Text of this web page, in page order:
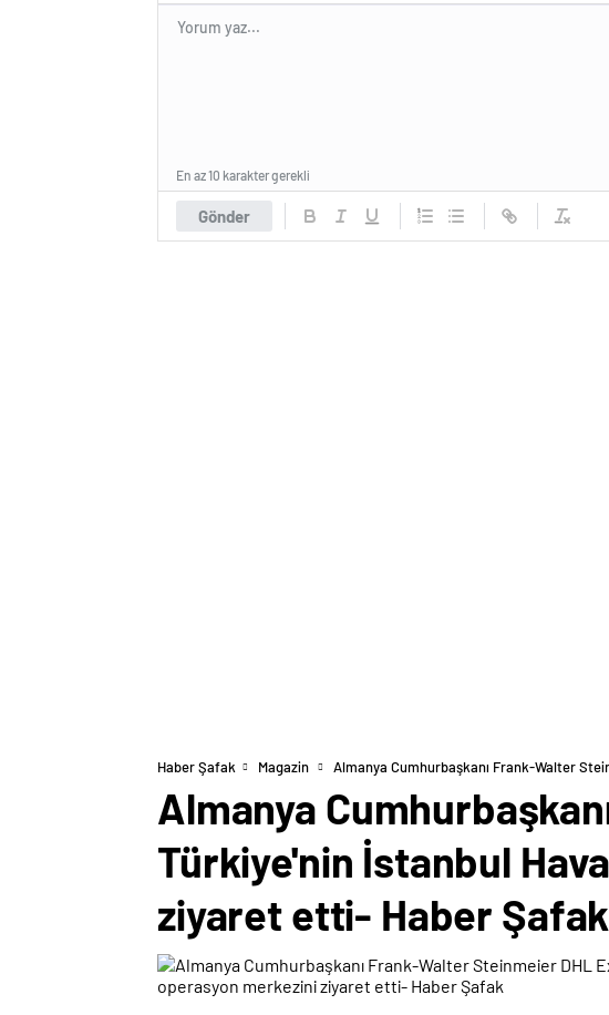
Gönder
En az 10 karakter gerekli
Haber Şafak Magazin Almanya Cumhurbaşkanı Frank-Walter
Almanya
Türkiye'nin İstanbul
ziyaret etti- Haber Şafak